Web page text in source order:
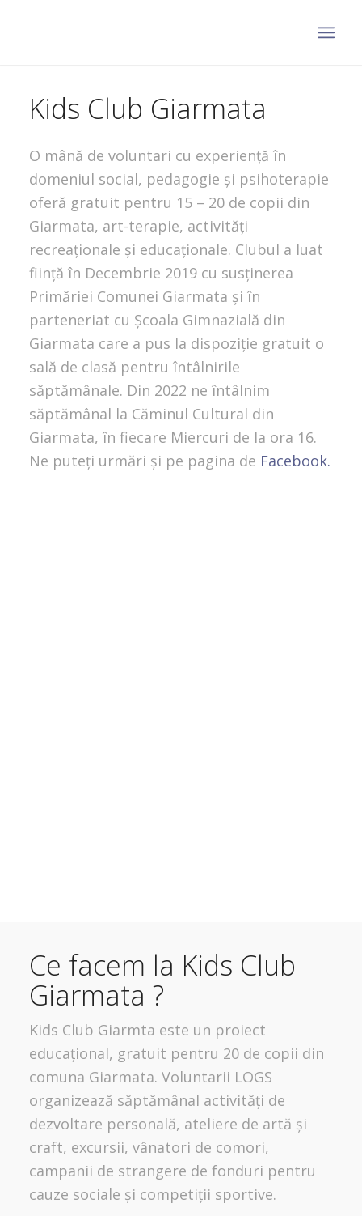
Kids Club Giarmata
O mână de voluntari cu experiență în
domeniul social, pedagogie și psihoterapie
oferă gratuit pentru 15 – 20 de copii din
Giarmata, art-terapie, activități
recreaționale și educaționale. Clubul a luat
ființă în Decembrie 2019 cu susținerea
Primăriei Comunei Giarmata și în
parteneriat cu Școala Gimnazială din
Giarmata care a pus la dispoziție gratuit o
sală de clasă pentru întâlnirile
săptămânale. Din 2022 ne întâlnim
săptămânal la Căminul Cultural din
Giarmata, în fiecare Miercuri de la ora 16.
Ne puteți urmări și pe pagina de Facebook.
Ce facem la Kids Club
Giarmata ?
Kids Club Giarmta este un proiect
educațional, gratuit pentru 20 de copii din
comuna Giarmata. Voluntarii LOGS
organizează săptămânal activități de
dezvoltare personală, ateliere de artă și
craft, excursii, vânatori de comori,
campanii de strangere de fonduri pentru
cauze sociale și competiții sportive.